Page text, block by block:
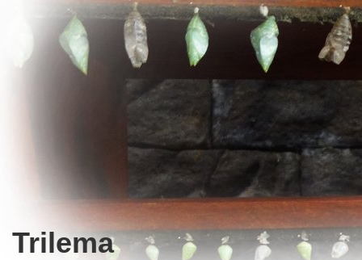
Trilema